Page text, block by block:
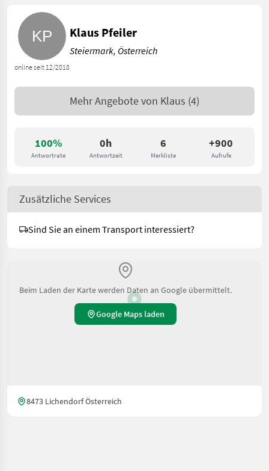
100%
Antwortrate
0h
Antwortzeit
6
Merkliste
+900
Aufrufe
online seit 12/2018
Klaus Pfeiler
Steiermark, Österreich
Mehr Angebote von Klaus (4)
Zusätzliche Services
Sind Sie an einem Transport interessiert?
Beim Laden der Karte werden Daten an Google übermittelt.
Google Maps laden
8473 Lichendorf Österreich